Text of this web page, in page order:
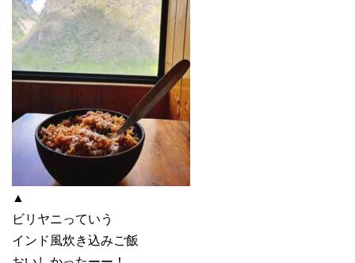
▲
ビリヤニっていう
インド風炊き込みご飯